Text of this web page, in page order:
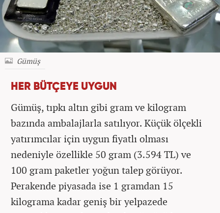
Gümüş
HER BÜTÇEYE UYGUN
Gümüş, tıpkı altın gibi gram ve kilogram
bazında ambalajlarla satılıyor. Küçük ölçekli
yatırımcılar için uygun fiyatlı olması
nedeniyle özellikle 50 gram (3.594 TL) ve
100 gram paketler yoğun talep görüyor.
Perakende piyasada ise 1 gramdan 15
kilograma kadar geniş bir yelpazede